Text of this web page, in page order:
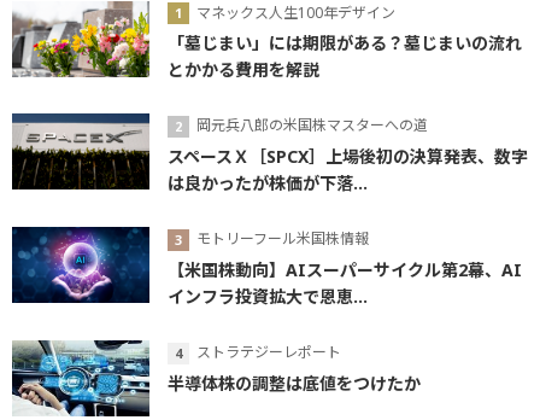
マネックス人生100年デザイン
「墓じまい」には期限がある？墓じまいの流れ
とかかる費用を解説
岡元兵八郎の米国株マスターへの道
スペースＸ［SPCX］上場後初の決算発表、数字
は良かったが株価が下落...
モトリーフール米国株情報
【米国株動向】AIスーパーサイクル第2幕、AI
インフラ投資拡大で恩恵...
ストラテジーレポート
半導体株の調整は底値をつけたか